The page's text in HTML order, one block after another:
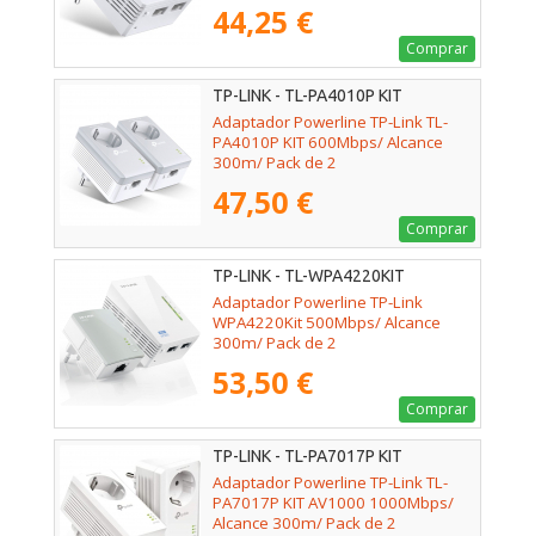
44,25 €
Comprar
TP-LINK - TL-PA4010P KIT
Adaptador Powerline TP-Link TL-
PA4010P KIT 600Mbps/ Alcance
300m/ Pack de 2
47,50 €
Comprar
TP-LINK - TL-WPA4220KIT
Adaptador Powerline TP-Link
WPA4220Kit 500Mbps/ Alcance
300m/ Pack de 2
53,50 €
Comprar
TP-LINK - TL-PA7017P KIT
Adaptador Powerline TP-Link TL-
PA7017P KIT AV1000 1000Mbps/
Alcance 300m/ Pack de 2